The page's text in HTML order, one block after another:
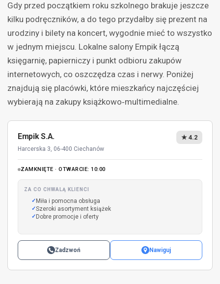
Gdy przed początkiem roku szkolnego brakuje jeszcze
kilku podręczników, a do tego przydałby się prezent na
urodziny i bilety na koncert, wygodnie mieć to wszystko
w jednym miejscu. Lokalne salony Empik łączą
księgarnię, papierniczy i punkt odbioru zakupów
internetowych, co oszczędza czas i nerwy. Poniżej
znajdują się placówki, które mieszkańcy najczęściej
wybierają na zakupy książkowo‑multimedialne.
Empik S.A.
Harcerska 3, 06-400 Ciechanów
★ 4.2
ZAMKNIĘTE · OTWARCIE: 10:00
ZA CO CHWALĄ KLIENCI
Miła i pomocna obsługa
Szeroki asortyment książek
Dobre promocje i oferty
Zadzwoń Nawiguj